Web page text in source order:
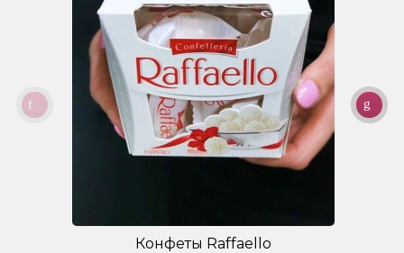
Конфеты Raffaello